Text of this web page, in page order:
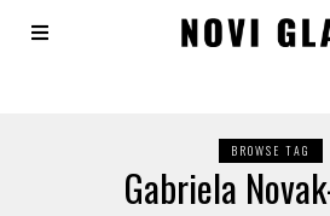
BROWSE TAG
Gabriela